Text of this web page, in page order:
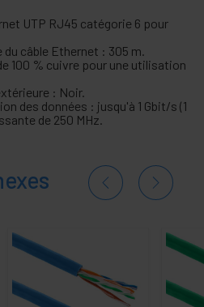
UTP RJ45 catégorie 6 pour
du câble Ethernet : 305 m.
100 % cuivre pour une utilisation
: Noir.
des données : jusqu'à 1 Gbit/s (1
de 250 MHz.